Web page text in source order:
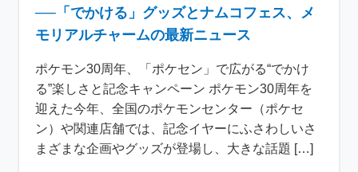
──「でかける」グッズとナムコフェス、メ
モリアルチャームの最新ニュース
ポケモン30周年、「ポケセン」で広がる“でかけ
る”楽しさと記念キャンペーン ポケモン30周年を
迎えた今年、全国のポケモンセンター（ポケセ
ン）や関連店舗では、記念イヤーにふさわしいさ
まざまな企画やグッズが登場し、大きな話題 […]